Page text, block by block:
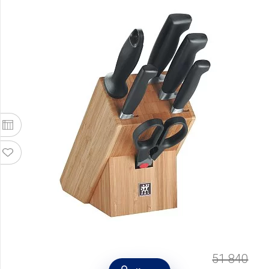
Набор кухонных ножей на подставке Four51 840